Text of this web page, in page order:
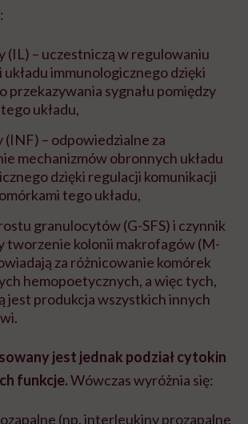
(IL) – uczestniczą w regulowaniu
immunologicznego dzięki
przekazywania sygnału pomiędzy
układu,
– odpowiedzialne za
mechanizmów obronnych układu
dzięki regulacji komunikacji
tego układu,
granulocytów (G-SFS) i czynnik
tworzenie kolonii makrofagów (M-
za różnicowanie komórek
hemopoetycznych, a więc tych,
jest produkcja wszystkich innych
jest jednak podział cytokin
funkcje.Wówczas wyróżnia się:
(np. interleukiny prozapalne